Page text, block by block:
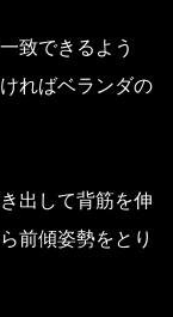
致できるよう
ればベランダの
出して背筋を伸
前傾姿勢をとり